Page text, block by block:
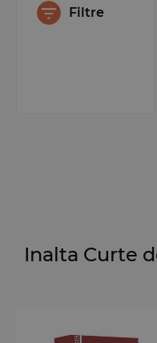
Filtre
Inalta Curte